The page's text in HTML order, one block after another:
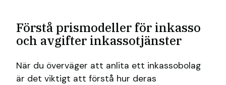
Förstå prismodeller för inkasso
och avgifter inkassotjänster
När du överväger att anlita ett inkassobolag
är det viktigt att förstå hur deras